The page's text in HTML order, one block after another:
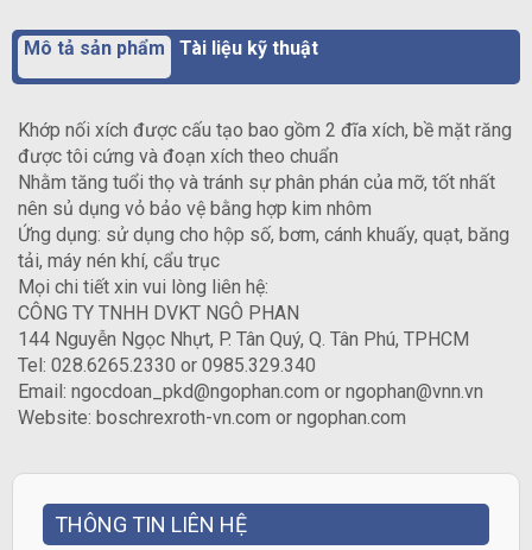
Mô tả sản phẩm Tài liệu kỹ thuật
Khớp nối xích được cấu tạo bao gồm 2 đĩa xích, bề mặt răng
được tôi cứng và đoạn xích theo chuẩn
Nhằm tăng tuổi thọ và tránh sự phân phán của mỡ, tốt nhất
nên sủ dụng vỏ bảo vệ bằng hợp kim nhôm
Ứng dụng: sử dụng cho hộp số, bơm, cánh khuấy, quạt, băng
tải, máy nén khí, cẩu trục
Mọi chi tiết xin vui lòng liên hệ:
CÔNG TY TNHH DVKT NGÔ PHAN
144 Nguyễn Ngọc Nhựt, P. Tân Quý, Q. Tân Phú, TPHCM
Tel: 028.6265.2330 or 0985.329.340
Email: ngocdoan_pkd@ngophan.com or ngophan@vnn.vn
Website: boschrexroth-vn.com or ngophan.com
THÔNG TIN LIÊN HỆ